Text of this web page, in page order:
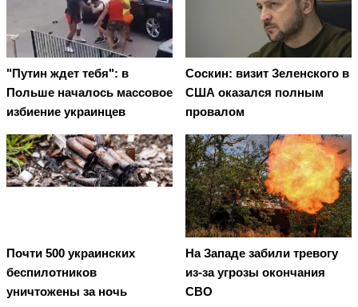
"Путин ждет тебя": в
Польше началось массовое
избиение украинцев
Соскин: визит Зеленского в
США оказался полным
провалом
Почти 500 украинских
беспилотников
уничтожены за ночь
На Западе забили тревогу
из-за угрозы окончания
СВО